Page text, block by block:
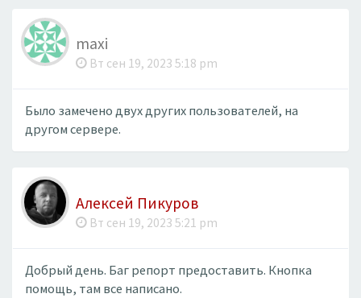
maxi
Вт сен 19, 2023 5:18 pm
Было замечено двух других пользователей, на
другом сервере.
Алексей Пикуров
Вт сен 19, 2023 5:21 pm
Добрый день. Баг репорт предоставить. Кнопка
помощь, там все написано.